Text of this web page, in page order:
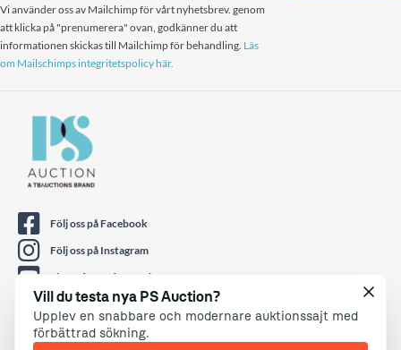
Vi använder oss av Mailchimp för vårt nyhetsbrev. genom
att klicka på "prenumerera" ovan, godkänner du att
informationen skickas till Mailchimp för behandling. Läs
om Mailschimps integritetspolicy här.
Vill du testa nya PS Auction?
Upplev en snabbare och modernare auktionssajt med
förbättrad sökning.
Följ oss på Facebook
Följ oss på Instagram
Titta på oss på Youtube
Hitta oss på LinkedIn
Följ oss på Twitter